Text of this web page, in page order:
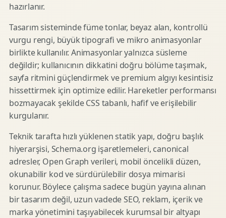
hazırlanır.
Tasarım sisteminde füme tonlar, beyaz alan, kontrollü
vurgu rengi, büyük tipografi ve mikro animasyonlar
birlikte kullanılır. Animasyonlar yalnızca süsleme
değildir; kullanıcının dikkatini doğru bölüme taşımak,
sayfa ritmini güçlendirmek ve premium algıyı kesintisiz
hissettirmek için optimize edilir. Hareketler performansı
bozmayacak şekilde CSS tabanlı, hafif ve erişilebilir
kurgulanır.
Teknik tarafta hızlı yüklenen statik yapı, doğru başlık
hiyerarşisi, Schema.org işaretlemeleri, canonical
adresler, Open Graph verileri, mobil öncelikli düzen,
okunabilir kod ve sürdürülebilir dosya mimarisi
korunur. Böylece çalışma sadece bugün yayına alınan
bir tasarım değil, uzun vadede SEO, reklam, içerik ve
marka yönetimini taşıyabilecek kurumsal bir altyapı